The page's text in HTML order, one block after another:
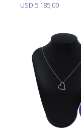
USD 5.185,00